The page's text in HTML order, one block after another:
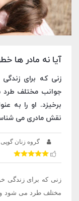
آیا نه مادر ها
زنی که برای زندگی
جوانب مختلف طرد
برخیزد. او را به
نقش مادری می
گروه زنان گوپی
زنی که برای زندگی
مختلف طرد می شود و